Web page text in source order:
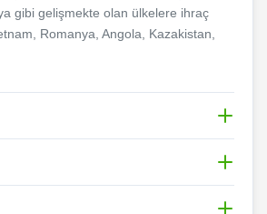
gibi gelişmekte olan ülkelere ihraç
Romanya, Angola, Kazakistan,
için kapsamlı ve profesyonel
ürün tasarımını kapsayan tam